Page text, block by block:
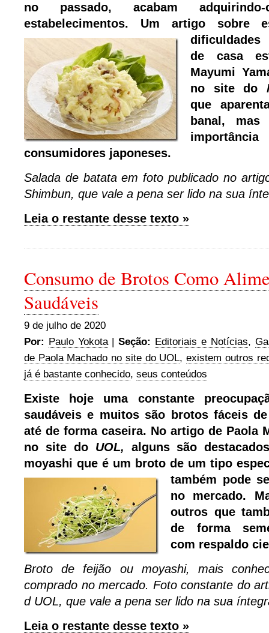
no passado, acabam
estabelecimentos. Um artigo sobre
de casa
Mayumi
no site do
que
banal,
consumidores japoneses.
Salada de batata em foto publicado no
Shimbun, que vale a pena ser lido na sua
Leia o restante desse texto »
Consumo de Brotos Como
Saudáveis
9 de julho de 2020
Por: Paulo Yokota|Seção: Editoriais e Notícias,
de Paola Machado no site do UOL,existem outros
já é bastante conhecido, seus conteúdos
Existe hoje uma constante
saudáveis e muitos são brotos fáceis
até de forma caseira. No artigo de Paola
no site do UOL, alguns são
moyashi que é um broto de um tipo
também pode
no mercado.
outros que
de forma
com respaldo
Broto de feijão ou moyashi, mais
comprado no mercado. Foto constante do
d UOL, que vale a pena ser lido na sua
Leia o restante desse texto »